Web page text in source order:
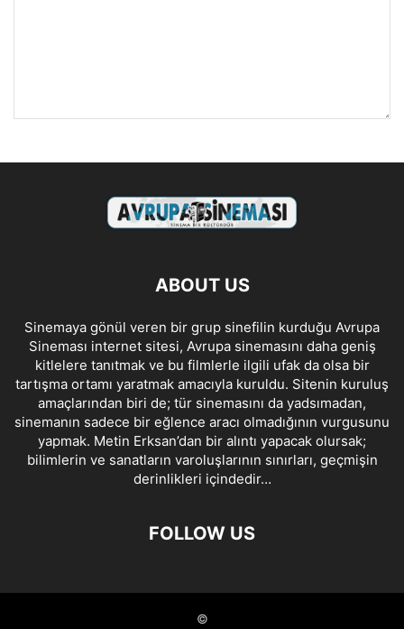
ABOUT US
Sinemaya gönül veren bir grup sinefilin kurduğu Avrupa
Sineması internet sitesi, Avrupa sinemasını daha geniş
kitlelere tanıtmak ve bu filmlerle ilgili ufak da olsa bir
tartışma ortamı yaratmak amacıyla kuruldu. Sitenin kuruluş
amaçlarından biri de; tür sinemasını da yadsımadan,
sinemanın sadece bir eğlence aracı olmadığının vurgusunu
yapmak. Metin Erksan’dan bir alıntı yapacak olursak;
bilimlerin ve sanatların varoluşlarının sınırları, geçmişin
derinlikleri içindedir…
FOLLOW US
©